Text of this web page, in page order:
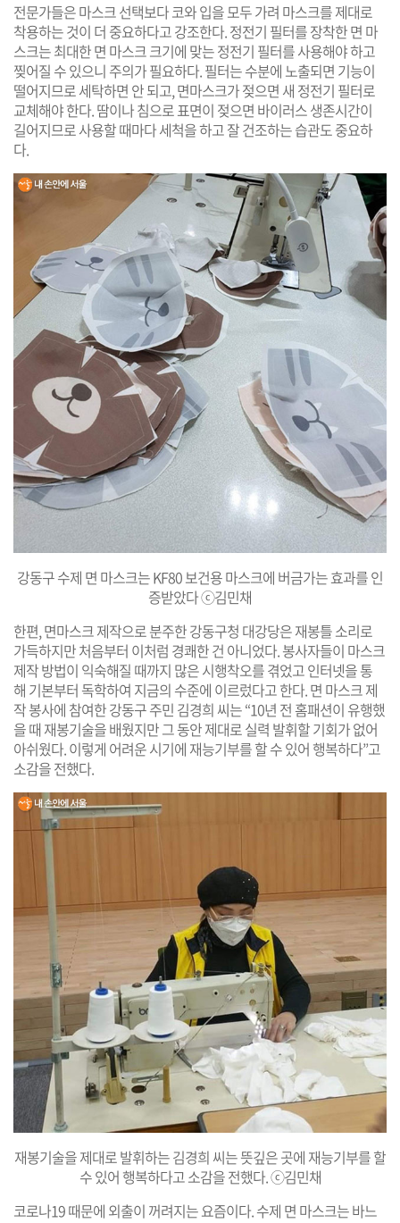
전문가들은 마스크 선택보다 코와 입을 모두 가려 마스크를 제대로
착용하는 것이 더 중요하다고 강조한다. 정전기 필터를 장착한 면 마
스크는 최대한 면 마스크 크기에 맞는 정전기 필터를 사용해야 하고
찢어질 수 있으니 주의가 필요하다.필터는 수분에 노출되면 기능이
떨어지므로 세탁하면 안 되고, 면마스크가 젖으면 새 정전기 필터로
교체해야 한다. 땀이나 침으로 표면이 젖으면 바이러스 생존시간이
길어지므로 사용할 때마다 세척을 하고 잘 건조하는 습관도 중요하
다.
강동구 수제 면 마스크는 KF80 보건용 마스크에 버금가는 효과를 인
증받았다 ⓒ김민채
한편, 면마스크 제작으로 분주한 강동구청 대강당은 재봉틀 소리로
가득하지만 처음부터 이처럼 경쾌한 건 아니었다. 봉사자들이 마스크
제작 방법이 익숙해질 때까지 많은 시행착오를 겪었고 인터넷을 통
해 기본부터 독학하여 지금의 수준에 이르렀다고 한다.면 마스크 제
작 봉사에 참여한 강동구 주민 김경희 씨는 “10년 전 홈패션이 유행했
을 때 재봉기술을 배웠지만 그 동안 제대로 실력 발휘할 기회가 없어
아쉬웠다. 이렇게 어려운 시기에 재능기부를 할 수 있어 행복하다”고
소감을 전했다.
재봉기술을 제대로 발휘하는 김경희 씨는 뜻깊은 곳에 재능기부를 할
수 있어 행복하다고 소감을 전했다. ⓒ김민채
코로나19 때문에 외출이 꺼려지는 요즘이다. 수제 면 마스크는 바느